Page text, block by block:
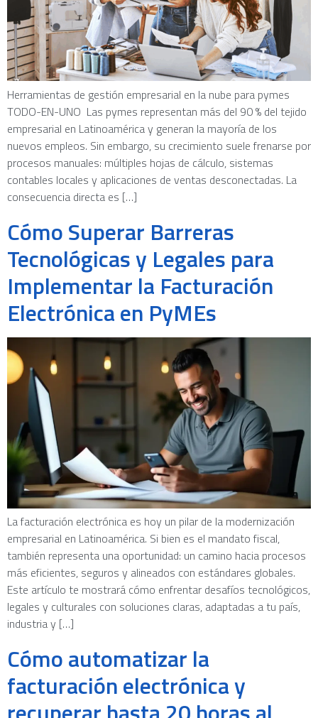
Herramientas de gestión empresarial en la nube para pymes
TODO-EN-UNO Las pymes representan más del 90 % del tejido
empresarial en Latinoamérica y generan la mayoría de los
nuevos empleos. Sin embargo, su crecimiento suele frenarse por
procesos manuales: múltiples hojas de cálculo, sistemas
contables locales y aplicaciones de ventas desconectadas. La
consecuencia directa es […]
Cómo Superar Barreras
Tecnológicas y Legales para
Implementar la Facturación
Electrónica en PyMEs
La facturación electrónica es hoy un pilar de la modernización
empresarial en Latinoamérica. Si bien es el mandato fiscal,
también representa una oportunidad: un camino hacia procesos
más eficientes, seguros y alineados con estándares globales.
Este artículo te mostrará cómo enfrentar desafíos tecnológicos,
legales y culturales con soluciones claras, adaptadas a tu país,
industria y […]
Cómo automatizar la
facturación electrónica y